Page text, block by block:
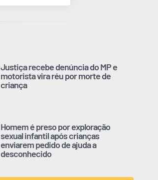
Justiça recebe denúncia do MP e
motorista vira réu por morte de
criança
Homem é preso por exploração
sexual infantil após crianças
enviarem pedido de ajuda a
desconhecido